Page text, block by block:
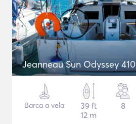
Jeanneau Sun Odyssey 410
Barca a vela
39 ft
12 m
8